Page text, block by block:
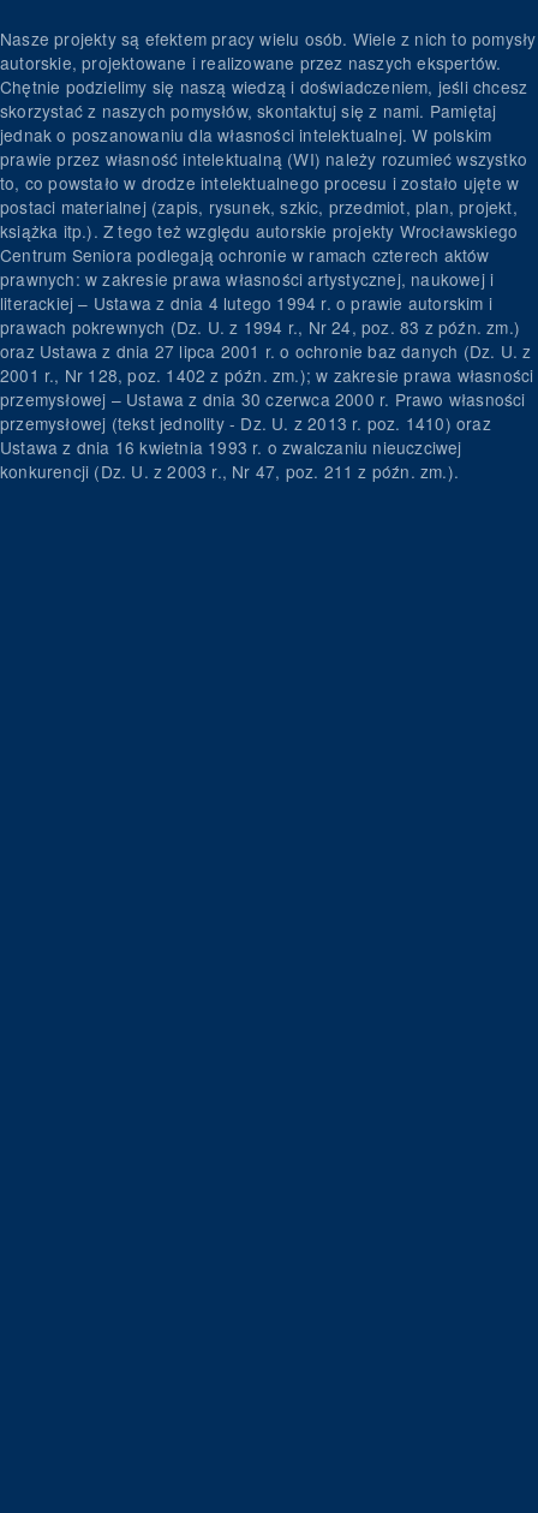
Nasze projekty są efektem pracy wielu osób. Wiele z nich to pomysły
autorskie, projektowane i realizowane przez naszych ekspertów.
Chętnie podzielimy się naszą wiedzą i doświadczeniem, jeśli chcesz
skorzystać z naszych pomysłów, skontaktuj się z nami. Pamiętaj
jednak o poszanowaniu dla własności intelektualnej. W polskim
prawie przez własność intelektualną (WI) należy rozumieć wszystko
to, co powstało w drodze intelektualnego procesu i zostało ujęte w
postaci materialnej (zapis, rysunek, szkic, przedmiot, plan, projekt,
książka itp.). Z tego też względu autorskie projekty Wrocławskiego
Centrum Seniora podlegają ochronie w ramach czterech aktów
prawnych: w zakresie prawa własności artystycznej, naukowej i
literackiej – Ustawa z dnia 4 lutego 1994 r. o prawie autorskim i
prawach pokrewnych (Dz. U. z 1994 r., Nr 24, poz. 83 z późn. zm.)
oraz Ustawa z dnia 27 lipca 2001 r. o ochronie baz danych (Dz. U. z
2001 r., Nr 128, poz. 1402 z późn. zm.); w zakresie prawa własności
przemysłowej – Ustawa z dnia 30 czerwca 2000 r. Prawo własności
przemysłowej (tekst jednolity - Dz. U. z 2013 r. poz. 1410) oraz
Ustawa z dnia 16 kwietnia 1993 r. o zwalczaniu nieuczciwej
konkurencji (Dz. U. z 2003 r., Nr 47, poz. 211 z późn. zm.).